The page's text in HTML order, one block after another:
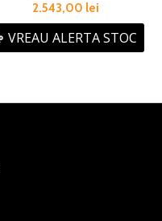
2.543,00 lei
VREAU ALERTA STOC